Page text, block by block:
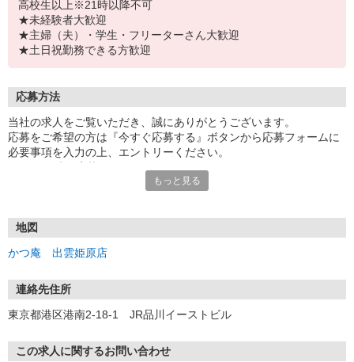
高校生以上※21時以降不可
★未経験者大歓迎
★主婦（夫）・学生・フリーターさん大歓迎
★土日祝勤務できる方歓迎
応募方法
当社の求人をご覧いただき、誠にありがとうございます。
応募をご希望の方は『今すぐ応募する』ボタンから応募フォームに
必要事項を入力の上、エントリーください。
号」など
もっと見る
地図
かつ庵 出雲姫原店
連絡先住所
東京都港区港南2-18-1 JR品川イーストビル
この求人に関するお問い合わせ